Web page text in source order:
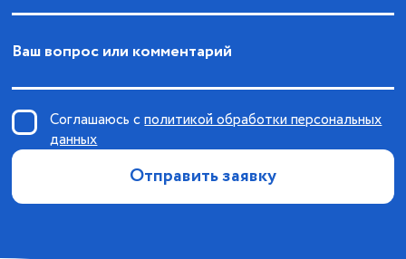
Ваш вопрос или комментарий
Отправить заявку
Соглашаюсь сполитикой обработки персональных
данных